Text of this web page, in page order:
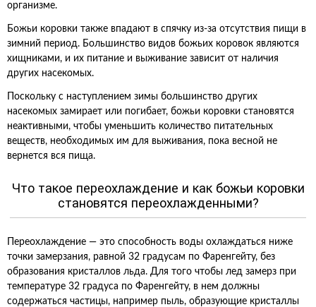
организме.
Божьи коровки также впадают в спячку из-за отсутствия пищи в
зимний период. Большинство видов божьих коровок являются
хищниками, и их питание и выживание зависит от наличия
других насекомых.
Поскольку с наступлением зимы большинство других
насекомых замирает или погибает, божьи коровки становятся
неактивными, чтобы уменьшить количество питательных
веществ, необходимых им для выживания, пока весной не
вернется вся пища.
Что такое переохлаждение и как божьи коровки
становятся переохлажденными?
Переохлаждение — это способность воды охлаждаться ниже
точки замерзания, равной 32 градусам по Фаренгейту, без
образования кристаллов льда. Для того чтобы лед замерз при
температуре 32 градуса по Фаренгейту, в нем должны
содержаться частицы, например пыль, образующие кристаллы